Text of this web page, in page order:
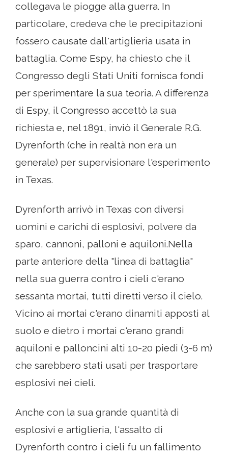
collegava le piogge alla guerra. In
particolare, credeva che le precipitazioni
fossero causate dall'artiglieria usata in
battaglia. Come Espy, ha chiesto che il
Congresso degli Stati Uniti fornisca fondi
per sperimentare la sua teoria. A differenza
di Espy, il Congresso accettò la sua
richiesta e, nel 1891, inviò il Generale R.G.
Dyrenforth (che in realtà non era un
generale) per supervisionare l'esperimento
in Texas.
Dyrenforth arrivò in Texas con diversi
uomini e carichi di esplosivi, polvere da
sparo, cannoni, palloni e aquiloni.Nella
parte anteriore della "linea di battaglia"
nella sua guerra contro i cieli c'erano
sessanta mortai, tutti diretti verso il cielo.
Vicino ai mortai c'erano dinamiti apposti al
suolo e dietro i mortai c'erano grandi
aquiloni e palloncini alti 10-20 piedi (3-6 m)
che sarebbero stati usati per trasportare
esplosivi nei cieli.
Anche con la sua grande quantità di
esplosivi e artiglieria, l'assalto di
Dyrenforth contro i cieli fu un fallimento